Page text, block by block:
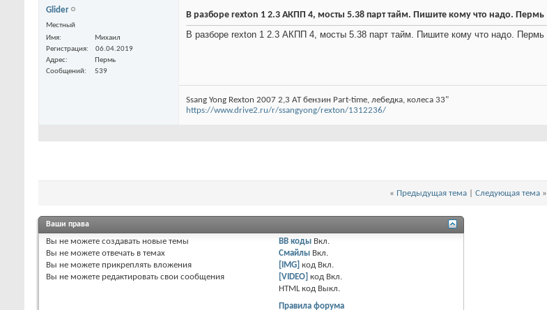
Glider
Местный
Имя
Михаил
Регистрация
06.04.2019
Адрес
Пермь
Сообщений
539
В разборе rexton 1 2.3 АКПП 4, мосты 5.38 парт тайм. Пишите кому что надо. Пермь
В разборе rexton 1 2.3 АКПП 4, мосты 5.38 парт тайм. Пишите кому что надо. Пермь
Ssang Yong Rexton 2007 2,3 AT бензин Part-time, лебедка, колеса 33"
https://www.drive2.ru/r/ssangyong/rexton/1312236/
« Предыдущая тема Следующая тема »
Ваши права
Вы не можете создавать новые темы
Вы не можете отвечать в темах
Вы не можете прикреплять вложения
Вы не можете редактировать свои сообщения
BB коды Вкл.
Смайлы Вкл.
[IMG] код Вкл.
[VIDEO] код Вкл.
HTML код Выкл.
Правила форума